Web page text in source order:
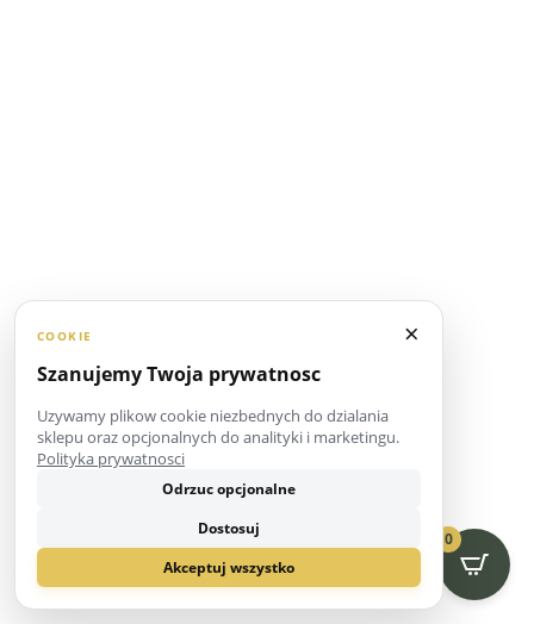
×
COOKIE
Szanujemy Twoja prywatnosc
Uzywamy plikow cookie niezbednych do dzialania
sklepu oraz opcjonalnych do analityki i marketingu.
Polityka prywatnosci
Odrzuc opcjonalne
Dostosuj
Akceptuj wszystko
0